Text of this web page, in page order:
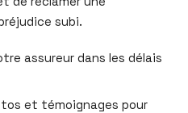
subi.
assureur dans les délais
et témoignages pour